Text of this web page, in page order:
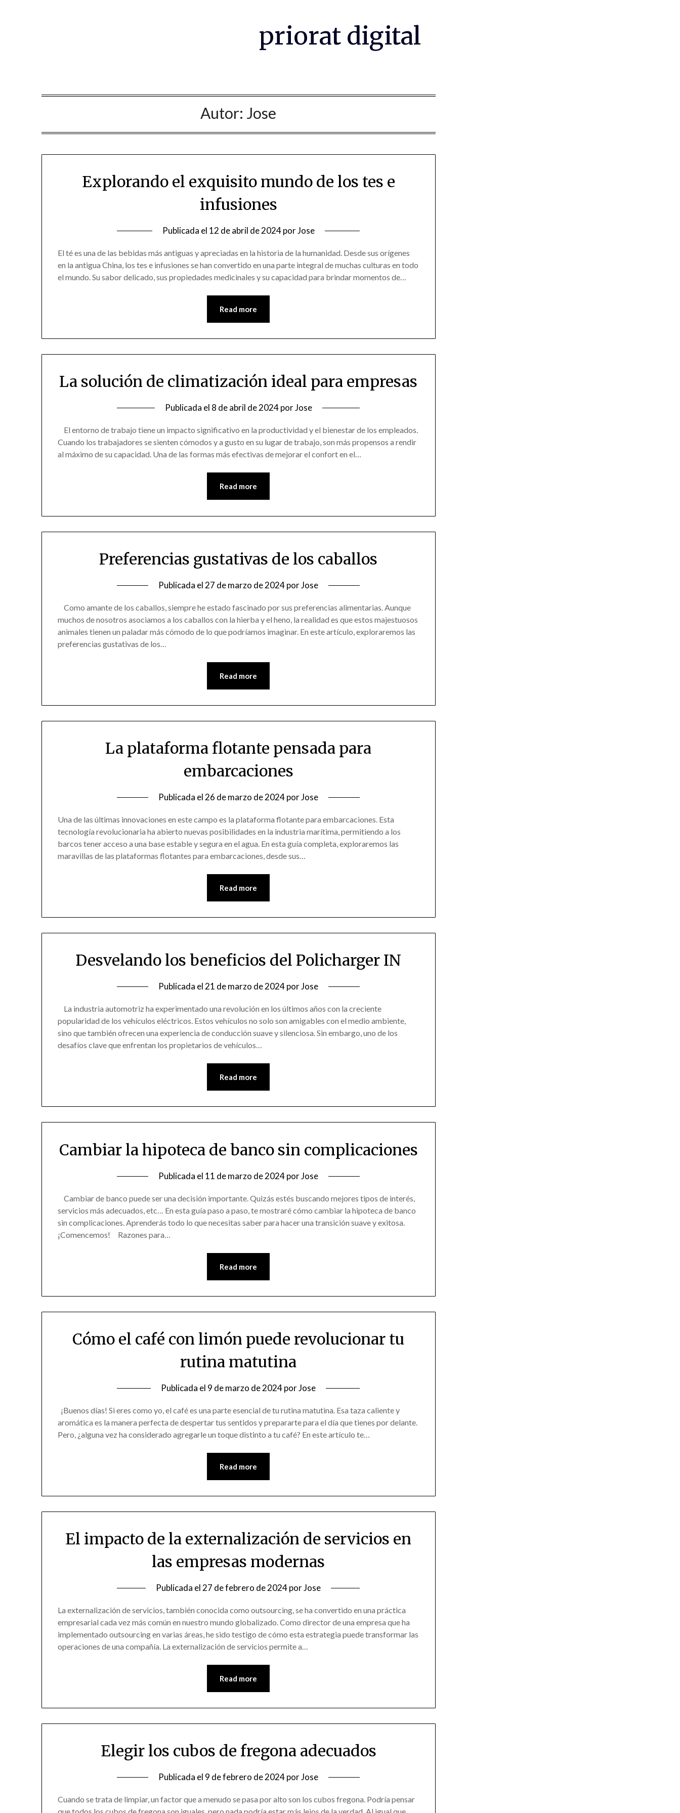
priorat digital
Autor: Jose
Explorando el exquisito mundo de los tes e
infusiones
Publicada el 12 de abril de 2024porJose
El té es una de las bebidas más antiguas y apreciadas en la historia de la humanidad. Desde sus orígenes
en la antigua China, los tes e infusiones se han convertido en una parte integral de muchas culturas en todo
el mundo. Su sabor delicado, sus propiedades medicinales y su capacidad para brindar momentos de…
Read more
La solución de climatización ideal para empresas
Publicada el 8 de abril de 2024porJose
El entorno de trabajo tiene un impacto significativo en la productividad y el bienestar de los empleados.
Cuando los trabajadores se sienten cómodos y a gusto en su lugar de trabajo, son más propensos a rendir
al máximo de su capacidad. Una de las formas más efectivas de mejorar el confort en el…
Read more
Preferencias gustativas de los caballos
Publicada el 27 de marzo de 2024porJose
Como amante de los caballos, siempre he estado fascinado por sus preferencias alimentarias. Aunque
muchos de nosotros asociamos a los caballos con la hierba y el heno, la realidad es que estos majestuosos
animales tienen un paladar más cómodo de lo que podríamos imaginar. En este artículo, exploraremos las
preferencias gustativas de los…
Read more
La plataforma flotante pensada para
embarcaciones
Publicada el 26 de marzo de 2024porJose
Una de las últimas innovaciones en este campo es la plataforma flotante para embarcaciones. Esta
tecnología revolucionaria ha abierto nuevas posibilidades en la industria marítima, permitiendo a los
barcos tener acceso a una base estable y segura en el agua. En esta guía completa, exploraremos las
maravillas de las plataformas flotantes para embarcaciones, desde sus…
Read more
Desvelando los beneficios del Policharger IN
Publicada el21 de marzo de 2024porJose
La industria automotriz ha experimentado una revolución en los últimos años con la creciente
popularidad de los vehículos eléctricos. Estos vehículos no solo son amigables con el medio ambiente,
sino que también ofrecen una experiencia de conducción suave y silenciosa. Sin embargo, uno de los
desafíos clave que enfrentan los propietarios de vehículos…
Read more
Cambiar la hipoteca de banco sin complicaciones
Publicada el 11 de marzo de 2024porJose
Cambiar de banco puede ser una decisión importante. Quizás estés buscando mejores tipos de interés,
servicios más adecuados, etc… En esta guía paso a paso, te mostraré cómo cambiar la hipoteca de banco
sin complicaciones. Aprenderás todo lo que necesitas saber para hacer una transición suave y exitosa.
¡Comencemos! Razones para…
Read more
Cómo el café con limón puede revolucionar tu
rutina matutina
Publicada el 9 de marzo de 2024porJose
¡Buenos días! Si eres como yo, el café es una parte esencial de tu rutina matutina. Esa taza caliente y
aromática es la manera perfecta de despertar tus sentidos y prepararte para el día que tienes por delante.
Pero, ¿alguna vez ha considerado agregarle un toque distinto a tu café? En este artículo te…
Read more
El impacto de la externalización de servicios en
las empresas modernas
Publicada el 27 de febrero de 2024porJose
La externalización de servicios, también conocida como outsourcing, se ha convertido en una práctica
empresarial cada vez más común en nuestro mundo globalizado. Como director de una empresa que ha
implementado outsourcing en varias áreas, he sido testigo de cómo esta estrategia puede transformar las
operaciones de una compañía. La externalización de servicios permite a…
Read more
Elegir los cubos de fregona adecuados
Publicada el 9 de febrero de 2024porJose
Cuando se trata de limpiar, un factor que a menudo se pasa por alto son los cubos fregona. Podría pensar